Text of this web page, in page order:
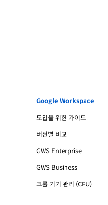
Google Workspace
도입을 위한 가이드
버전별 비교
GWS Enterprise
GWS Business
크롬 기기 관리 (CEU)